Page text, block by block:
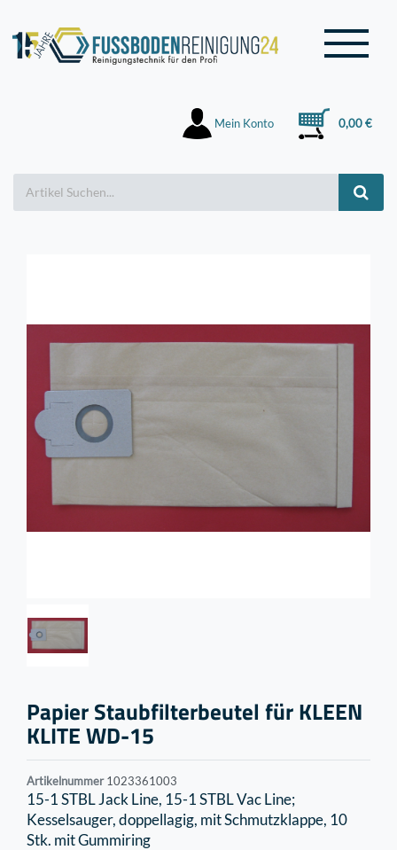
Mein Konto 0,00 €
Papier Staubfilterbeutel für KLEEN
KLITE WD-15
Artikelnummer1023361003
15-1 STBL Jack Line, 15-1 STBL Vac Line;
Kesselsauger, doppellagig, mit Schmutzklappe, 10
Stk. mit Gummiring